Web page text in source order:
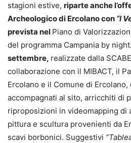
stagioni estive, riparte anche
Archeologico di Ercolano con “I
prevista nel Piano di
del programma Campania by night:
settembre, realizzate dalla
collaborazione con il MIBACT, il
Ercolano e il Comune di
accompagnati al sito, arricchiti di
riproposizioni in videomapping di
pittura e scultura provenienti da
scavi borbonici. Suggestivi